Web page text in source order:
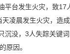
平台发生火灾，致
凌晨发生火灾，造
沉没，3人失踪关键
原因。